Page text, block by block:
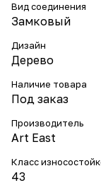
Вид соединения
Замковый
Дизайн
Дерево
Наличие товара
Под заказ
Производитель
Art East
Класс
43